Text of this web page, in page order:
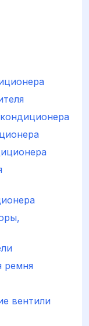
ремня
вентили